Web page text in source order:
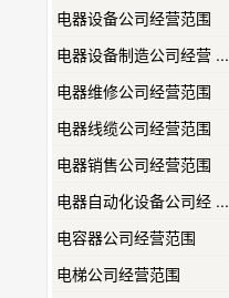
电器设备公司经营范围
电器设备制造公司经营 ...
电器维修公司经营范围
电器线缆公司经营范围
电器销售公司经营范围
电器自动化设备公司经 ...
电容器公司经营范围
电梯公司经营范围